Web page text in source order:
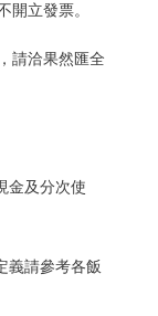
開立發票。
請洽果然匯全
金及分次使
義請參考各飯